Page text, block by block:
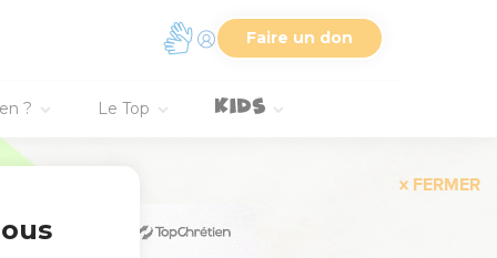
Faire un don
? Le Top
FERMER